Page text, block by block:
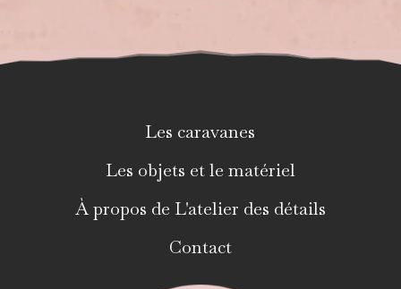
Les caravanes
Les objets et le matériel
À propos de L'atelier des détails
Contact